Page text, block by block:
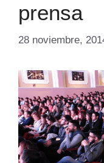
prensa
28 noviembre,